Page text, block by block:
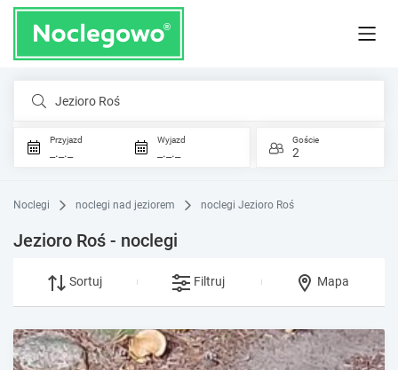
Jezioro Roś
Przyjazd
_._._
Wyjazd
_._._
Goście
2
Noclegi noclegi nad jeziorem noclegi Jezioro Roś
Jezioro Roś - noclegi
Sortuj Filtruj Mapa